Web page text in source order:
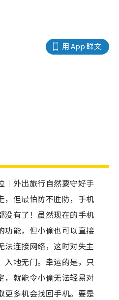
用 App 睇文
｜外出旅行自然要守好手
，但最怕防不胜防，手机
没有了！虽然现在的手机
能，但小偷也可以直接
法连接网络，这时对失主
入地无门。幸运的是，只
，就能令小偷无法轻易对
更多机会找回手机。要是